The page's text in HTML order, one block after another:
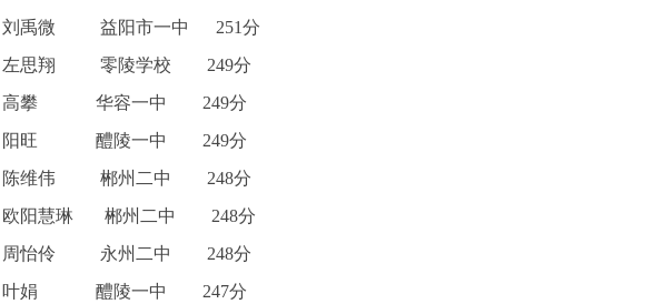
刘禹微 益阳市一中 251分
左思翔 零陵学校 249分
高攀 华容一中 249分
阳旺 醴陵一中 249分
陈维伟 郴州二中 248分
欧阳慧琳 郴州二中 248分
周怡伶 永州二中 248分
叶娟 醴陵一中 247分